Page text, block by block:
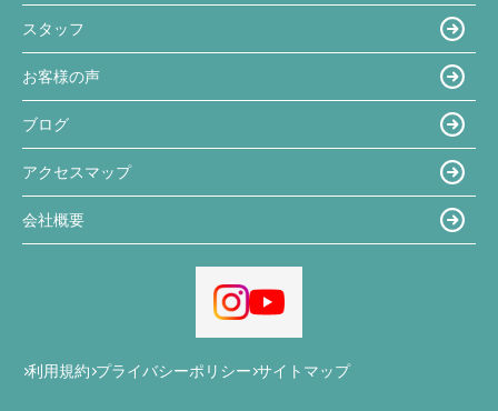
スタッフ
お客様の声
ブログ
アクセスマップ
会社概要
利用規約 プライバシーポリシー サイトマップ